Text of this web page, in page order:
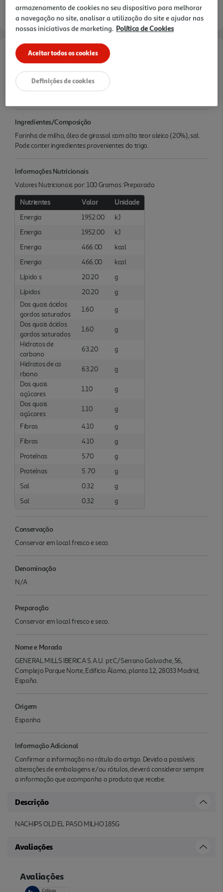
Características
Quantidade Liquida
Ingredientes/Composição
Farinha de milho, óleo de girassol com alto teor oleico (20%), sal.
Pode conter ingredientes provenientes do trigo.
Informações Nutricionais
Valores Nutricionais por: 100 Gramas :Preparado
Nutrientes Valor
Unidade
Energia
1952.00
kJ
Energia
1952.00
kJ
Energia
466.00
kcal
Energia
466.00
kcal
Lípido s
20.20
g
Lípidos
20.20
g
Dos quais ácidos
gordos saturados
1.60
g
Dos quais ácidos
gordos saturados
1.60
g
Hidratos de
carbono
63.20
g
Hidratos de ca
rbono
63.20
g
Dos quais
açúcares
1.10
g
Dos quais
açúcares
1.10 g
Fibras 4.10
g
Fibras
4.10
g
Proteínas
5.70
g
Proteínas
5 .70
g
Sal
0.32
g
Sal
0.32 g
Conservação
Conservar em local fresco e seco.
Denominação
N/A
Preparação
Conservar em local fresco e seco.
Nome e Morada
GENERAL MILLS IBERICA S.A.U. pt:C/Serrano Galvache, 56,
Complejo Parque Norte, Edificio Álamo, planta 12, 28033 Madrid,
España.
Origem
Espanha
Informação Adicional
Confirmar a informação no rótulo do artigo. Devido a possíveis
alterações de embalagens e/ou rótulos, deverá considerar sempre
a informação que acompanha o produto que recebe.
Descrição
NACHIPS OLD EL PASO MILHO 185G
Avaliações
armazenamento de cookies no seu dispositivo para melhorar
a navegação no site, analisar a utilização do site e ajudar nas
nossas iniciativas de marketing. Política de Cookies
Aceitar todos os cookies
Definições de cookies